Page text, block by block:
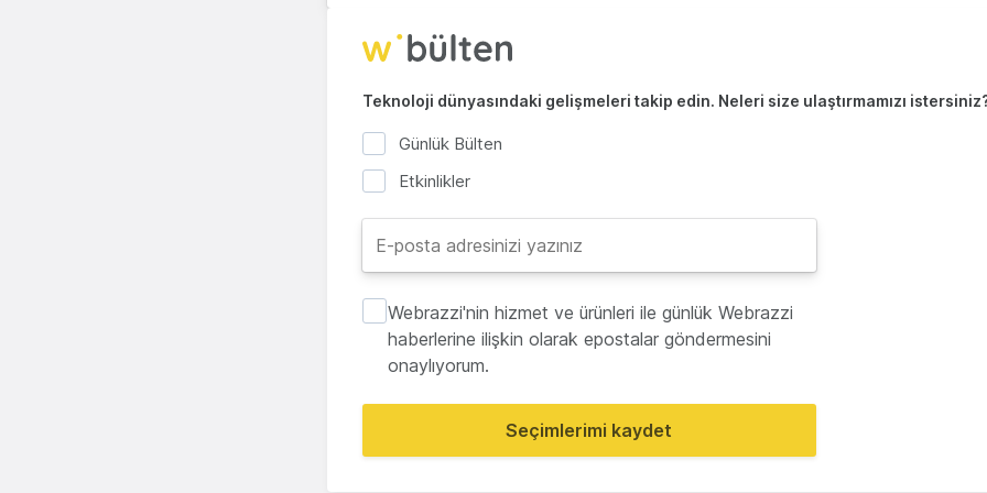
Teknoloji dünyasındaki gelişmeleri takip edin. Neleri size ulaştırmamızı
Günlük Bülten
Etkinlikler
Webrazzi'nin hizmet ve ürünleri ile günlük Webrazzi
haberlerine ilişkin olarak epostalar göndermesini
onaylıyorum.
Seçimlerimi kaydet